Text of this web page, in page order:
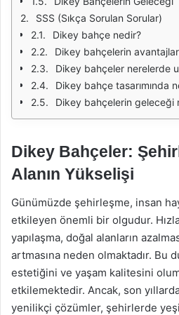
SSS (Sıkça Sorulan Sorular)
Dikey bahçe nedir?
Dikey bahçelerin
Dikey bahçeler nerelerde
Dikey bahçe tasarımında
Dikey bahçelerin geleceği
Dikey Bahçeler:
Alanın Yükselişi
Günümüzde şehirleşme, insan
etkileyen önemli bir olgudur.
yapılaşma, doğal alanların
artmasına neden olmaktadır. Bu
estetiğini ve yaşam kalitesini
etkilemektedir. Ancak, son
yenilikçi çözümler, şehirlerde